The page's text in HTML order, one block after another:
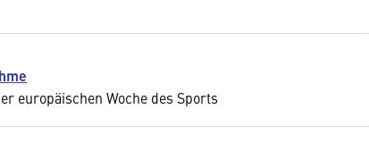
europäischen Woche des Sports